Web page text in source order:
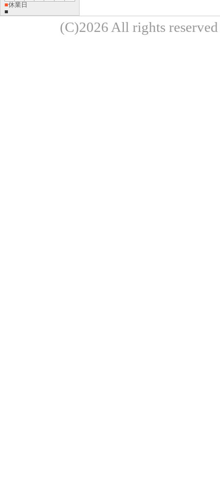
■休業日
■
(C)2026 All rights